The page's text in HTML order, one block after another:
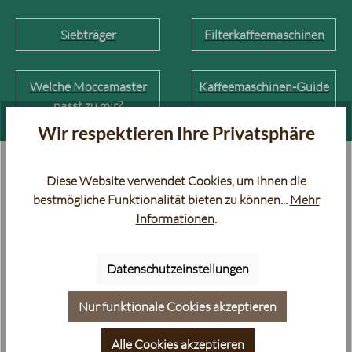
Siebträger Filterkaffeemaschinen
Welche Moccamaster
passt zu mir?
Kaffeemaschinen-Guide
Wir respektieren Ihre Privatsphäre
Diese Website verwendet Cookies, um Ihnen die
bestmögliche Funktionalität bieten zu können... Mehr
Informationen.
Datenschutzeinstellungen
Nur funktionale Cookies akzeptieren
Alle Cookies akzeptieren